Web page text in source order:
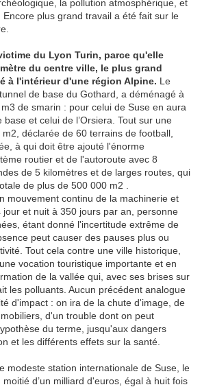
la pollution atmosphérique, et
Encore plus grand travail a été fait sur le
du Lyon Turin, parce qu'elle
du centre ville, le plus grand
à l'intérieur d'une région Alpine. Le
de base du Gothard, a déménagé à
de smarin : pour celui de Suse en aura
et celui de l’Orsiera. Tout sur une
déclarée de 60 terrains de football,
à qui doit être ajouté l'énorme
routier et de l'autoroute avec 8
de 5 kilomètres et de larges routes, qui
de plus de 500 000 m2 .
mouvement continu de la machinerie et
jour et nuit à 350 jours par an, personne
étant donné l'incertitude extrême de
peut causer des pauses plus ou
Tout cela contre une ville historique,
vocation touristique importante et en
de la vallée qui, avec ses brises sur
les polluants. Aucun précédent analogue
d'impact : on ira de la chute d'image, de
d'un trouble dont on peut
du terme, jusqu'aux dangers
et les différents effets sur la santé.
modeste station internationale de Suse, le
d’un milliard d'euros, égal à huit fois